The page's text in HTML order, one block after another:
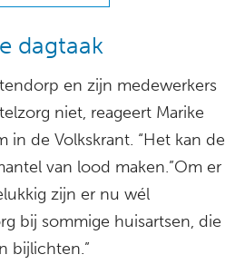
dagtaak
en zijn medewerkers
niet, reageert Marike
in de Volkskrant. “Het kan de
van lood maken.”Om er
zijn er nu wél
bij sommige huisartsen, die
bijlichten.”